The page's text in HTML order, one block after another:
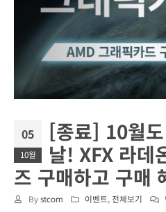
05
10월
[종료] 10월
날! XFX 라데
즈 구매하고 구매
Bystcom 이벤트, 전체보기